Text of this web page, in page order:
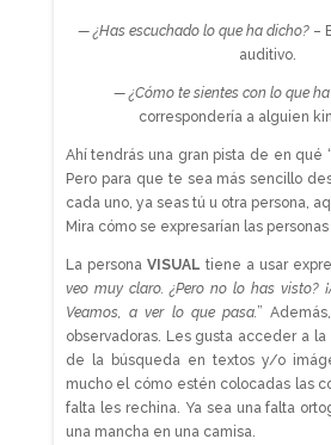
— ¿Has escuchado lo que ha dicho?–
auditivo.
— ¿Cómo te sientes con lo que
correspondería a alguien
Ahí tendrás una gran pista de en qué
Pero para que te sea más sencillo
cada uno, ya seas tú u otra persona,
Mira cómo se expresarían las personas
La persona VISUAL tiene a usar
veo muy claro. ¿Pero no lo has visto?
Veamos, a ver lo que pasa. ”
observadoras. Les gusta acceder a
de la búsqueda en textos y/o
mucho el cómo estén colocadas las
falta les rechina. Ya sea una falta
una mancha en una camisa.